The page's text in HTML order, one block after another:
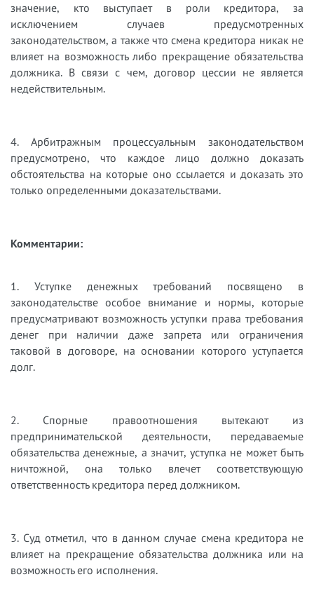
значение, кто выступает в роли кредитора, за
исключением случаев предусмотренных
законодательством, а также что смена кредитора никак не
влияет на возможность либо прекращение обязательства
должника. В связи с чем, договор цессии не является
недействительным.
4. Арбитражным процессуальным законодательством
предусмотрено, что каждое лицо должно доказать
обстоятельства на которые оно ссылается и доказать это
только определенными доказательствами.
Комментарии:
1. Уступке денежных требований посвящено в
законодательстве особое внимание и нормы, которые
предусматривают возможность уступки права требования
денег при наличии даже запрета или ограничения
таковой в договоре, на основании которого уступается
долг.
2. Спорные правоотношения вытекают из
предпринимательской деятельности, передаваемые
обязательства денежные, а значит, уступка не может быть
ничтожной, она только влечет соответствующую
ответственность кредитора перед должником.
3. Суд отметил, что в данном случае смена кредитора не
влияет на прекращение обязательства должника или на
возможность его исполнения.